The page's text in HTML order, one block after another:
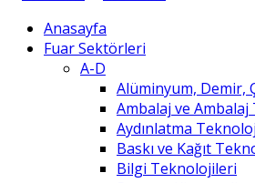
Anasayfa
Fuar Sektörleri
A-D
Alüminyum, Demir,
Ambalaj ve
Aydınlatma
Baskı ve Kağıt
Bilgi Teknolojileri